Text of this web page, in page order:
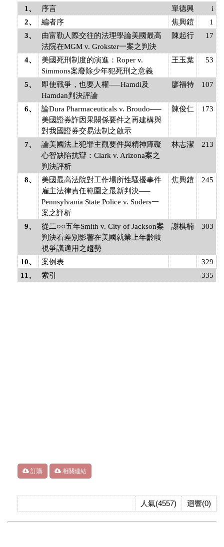
1、 序言 單德興
i
2、
編者序 焦興鎧
1
3、
由富勒人際交往的法理學論美國最高
法院在MGM v. Grokster一案之判決
陳起行 17
4、
美國死刑制度的演進：Roper v.
Simmons案廢除少年犯死刑之意義
王玉葉 53
5、
即使戰爭，也要人權—–Hamdi及
Hamdan判決評論
廖福特 107
6、
論Dura Pharmaceuticals v. Broudo—–
美國證券詐因果關係要件之再建構與
對我國證券交易法制之啟示
陳俊仁 173
7、
論美國法上犯罪主觀要件與精神障礙
心智缺陷抗辯：Clark v. Arizona案之
判決評析
林志潔 213
8、
美國最高法院對工作場所性騷擾事件
雇主法律責任範圍之最新判決—–
Pennsylvania State Police v. Suders一
案之評析
焦興鎧 245
9、
從二○○五年Smith v. City of Jackson案
判決看差別影響在美國就業上年齡歧
視爭議適用之趨勢
謝棋楠 303
10、 案例表
329
11、
索引 335
訂購 相關連結
迴響(0)
人氣(4557)